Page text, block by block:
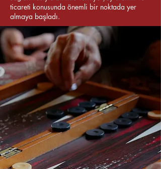
ticareti konusunda önemli bir noktada yer
almaya başladı.